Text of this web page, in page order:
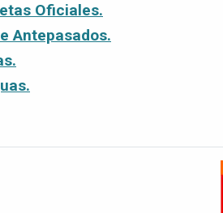
Oficiales.
Antepasados.